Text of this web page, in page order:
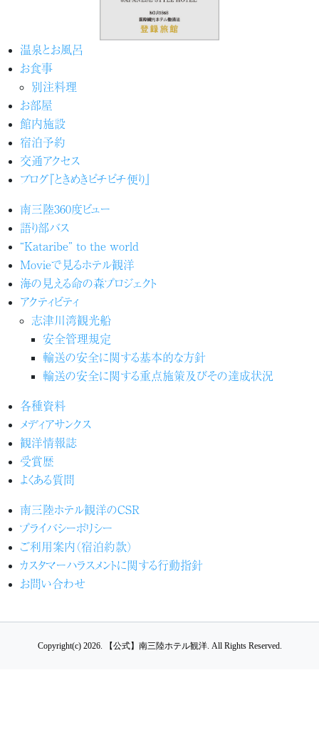
温泉とお風呂
お食事
別注料理
お部屋
館内施設
宿泊予約
交通アクセス
ブログ『ときめきピチピチ便り』
南三陸360度ビュー
語り部バス
“Kataribe” to the world
Movieで見るホテル観洋
海の見える命の森プロジェクト
アクティビティ
志津川湾観光船
安全管理規定
輸送の安全に関する基本的な方針
輸送の安全に関する重点施策及びその達成状況
各種資料
メディアサンクス
観洋情報誌
受賞歴
よくある質問
南三陸ホテル観洋のCSR
プライバシーポリシー
ご利用案内（宿泊約款）
カスタマーハラスメントに関する行動指針
お問い合わせ
Copyright(c) 2026. 【公式】南三陸ホテル観洋. All Rights Reserved.